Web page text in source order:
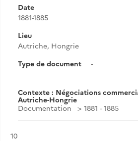
Date
1881-1885
Lieu
Autriche, Hongrie
Type de document
-
Contexte : Négociations
Autriche-Hongrie
Documentation
1881 - 1885
Résultat n°
10